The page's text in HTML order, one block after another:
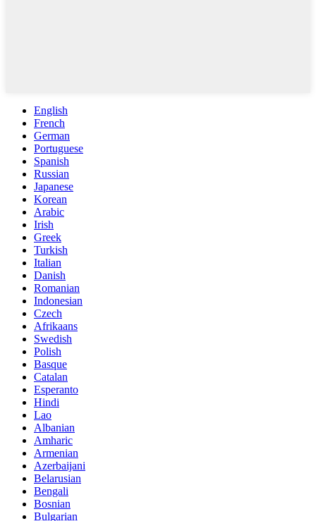
English
French
German
Portuguese
Spanish
Russian
Japanese
Korean
Arabic
Irish
Greek
Turkish
Italian
Danish
Romanian
Indonesian
Czech
Afrikaans
Swedish
Polish
Basque
Catalan
Esperanto
Hindi
Lao
Albanian
Amharic
Armenian
Azerbaijani
Belarusian
Bengali
Bosnian
Bulgarian